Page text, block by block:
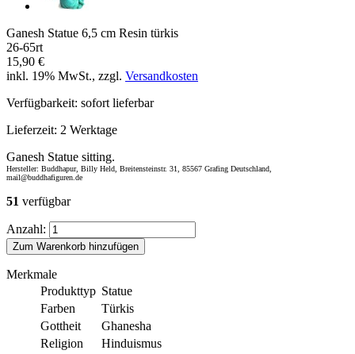
Ganesh Statue 6,5 cm Resin türkis
26-65rt
15,90 €
inkl. 19% MwSt., zzgl. Versandkosten
Verfügbarkeit: sofort lieferbar
Lieferzeit: 2 Werktage
Ganesh Statue sitting.
Hersteller: Buddhapur, Billy Held, Breitensteinstr. 31, 85567 Grafing Deutschland,
mail@buddhafiguren.de
51 verfügbar
Anzahl:
Zum Warenkorb hinzufügen
Merkmale
Produkttyp Statue
Farben
Türkis
Gottheit
Ghanesha
Religion
Hinduismus